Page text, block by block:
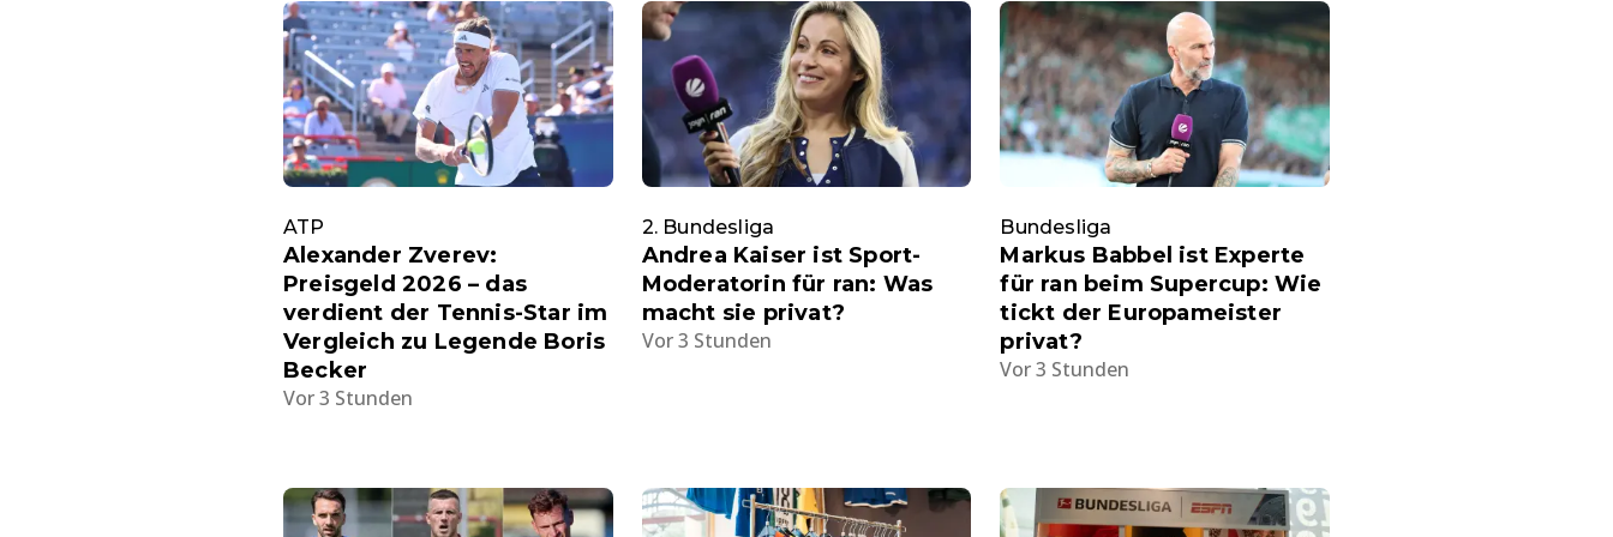
ATP
Alexander Zverev:
Preisgeld 2026 – das
verdient der Tennis-Star im
Vergleich zu Legende Boris
Becker
Vor 3 Stunden
2. Bundesliga
Andrea Kaiser ist Sport-
Moderatorin für ran: Was
macht sie privat?
Vor 3 Stunden
Bundesliga
Markus Babbel ist Experte
für ran beim Supercup: Wie
tickt der Europameister
privat?
Vor 3 Stunden